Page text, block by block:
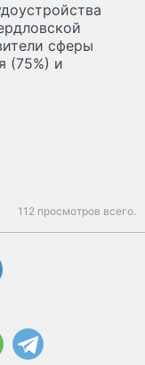
сферы
(75%) и
112 просмотров всего.